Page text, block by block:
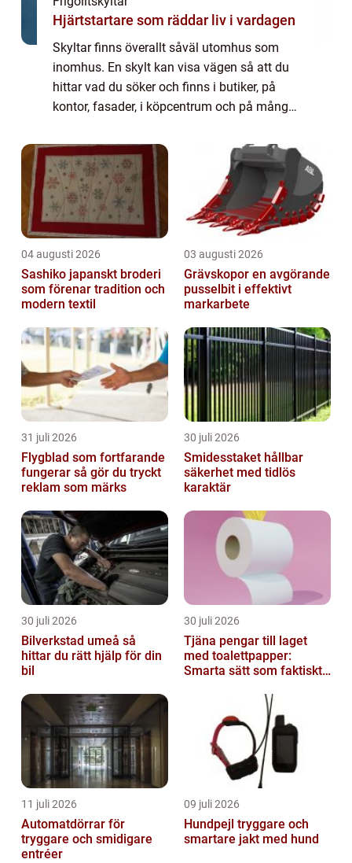
Hjärtstartare som räddar liv i vardagen
Skyltar finns överallt såväl utomhus som
inomhus. En skylt kan visa vägen så att du
hittar vad du söker och finns i butiker, på
kontor, fasader, i köpcentrum och på många
företagsnamn eller en logga. Om en sk...
04 augusti 2026
Sashiko japanskt broderi
som förenar tradition och
modern textil
03 augusti 2026
Grävskopor en avgörande
pusselbit i effektivt
markarbete
31 juli 2026
Flygblad som fortfarande
fungerar så gör du tryckt
reklam som märks
30 juli 2026
Smidesstaket hållbar
säkerhet med tidlös
karaktär
30 juli 2026
Bilverkstad umeå så
hittar du rätt hjälp för din
bil
30 juli 2026
Tjäna pengar till laget
med toalettpapper:
Smarta sätt som faktiskt
11 juli 2026
Automatdörrar för
tryggare och smidigare
entréer
09 juli 2026
Hundpejl tryggare och
smartare jakt med hund